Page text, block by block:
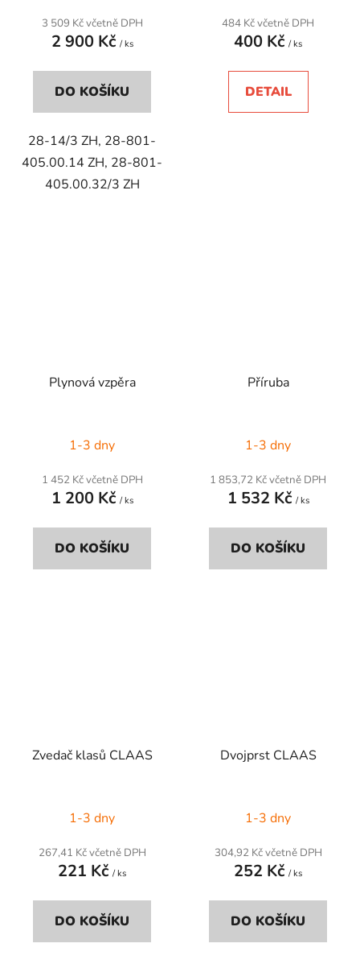
3 509 Kč včetně DPH
2 900 Kč / ks
DO KOŠÍKU
28-14/3 ZH, 28-801-
405.00.14 ZH, 28-801-
405.00.32/3 ZH
484 Kč včetně DPH
400 Kč / ks
DETAIL
Plynová vzpěra
1-3 dny
1 452 Kč včetně DPH
1 200 Kč / ks
DO KOŠÍKU
Příruba
1-3 dny
1 853,72 Kč včetně DPH
1 532 Kč / ks
DO KOŠÍKU
Zvedač klasů CLAAS
1-3 dny
267,41 Kč včetně DPH
221 Kč / ks
DO KOŠÍKU
Dvojprst CLAAS
1-3 dny
304,92 Kč včetně DPH
252 Kč / ks
DO KOŠÍKU